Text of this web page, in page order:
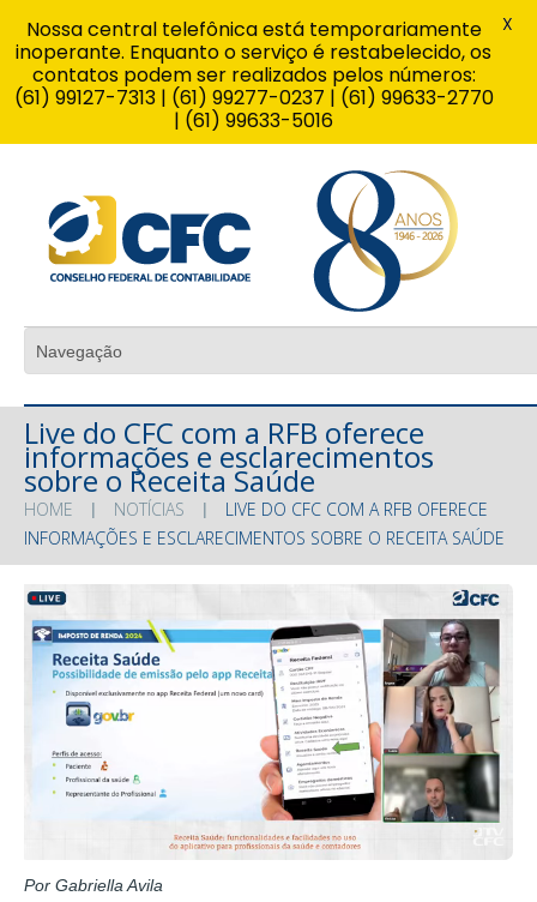
Live do CFC com a RFB oferece
informações e esclarecimentos
sobre o Receita Saúde
HOME NOTÍCIAS
LIVE DO CFC COM A RFB OFERECE
INFORMAÇÕES E ESCLARECIMENTOS SOBRE O RECEITA SAÚDE
Por Gabriella Avila
Nossa central telefônica está temporariamente
inoperante. Enquanto o serviço é restabelecido, os
contatos podem ser realizados pelos números:
(61) 99127-7313 | (61) 99277-0237 | (61) 99633-2770
| (61) 99633-5016
X